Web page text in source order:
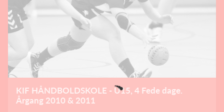
KIF HÅNDBOLDSKOLE - U15, 4 Fede dage.
Årgang 2010 & 2011